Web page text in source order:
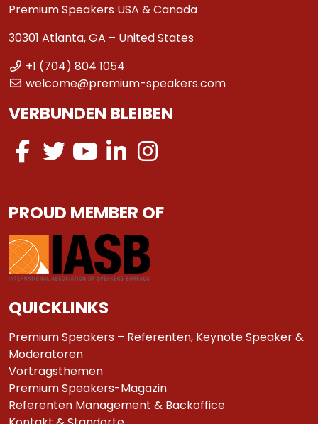
Premium Speakers USA & Canada
30301 Atlanta, GA – United States
+1 (704) 804 1054
welcome@premium-speakers.com
VERBUNDEN BLEIBEN
PROUD MEMBER OF
QUICKLINKS
Premium Speakers – Referenten, Keynote Speaker &
Moderatoren
Vortragsthemen
Premium Speakers-Magazin
Referenten Management & Backoffice